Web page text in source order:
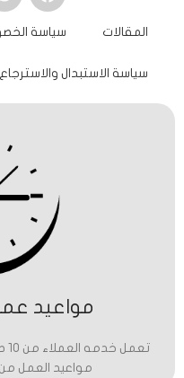
المقالات سياسة
سياسة الاستبدال والاسترجاع
مواعيد
مواعيد العمل من 2 ظهرا وحتى 10 مساءاً